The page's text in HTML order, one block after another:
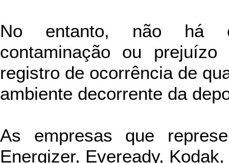
No entanto, não há
contaminação ou
registro de ocorrência de
ambiente decorrente da
As empresas que
Energizer, Eveready,